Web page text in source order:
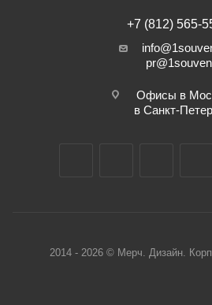
+7 (812) 565-
Офисы в
в Санкт-
2014 - 2026 © Мерч. Дизайн.